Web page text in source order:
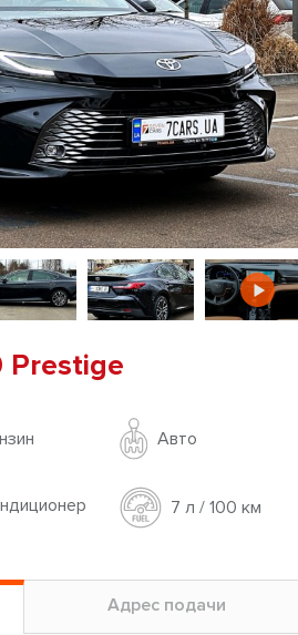
Prestige
Авто
7 л / 100 км
Адрес подачи